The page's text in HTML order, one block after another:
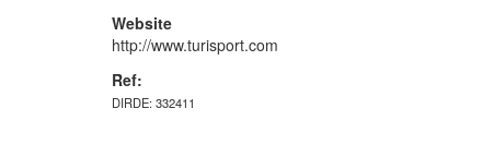
Website
http://www.turisport.com
Ref:
DIRDE: 332411